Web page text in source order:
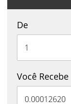
De
Você Recebe